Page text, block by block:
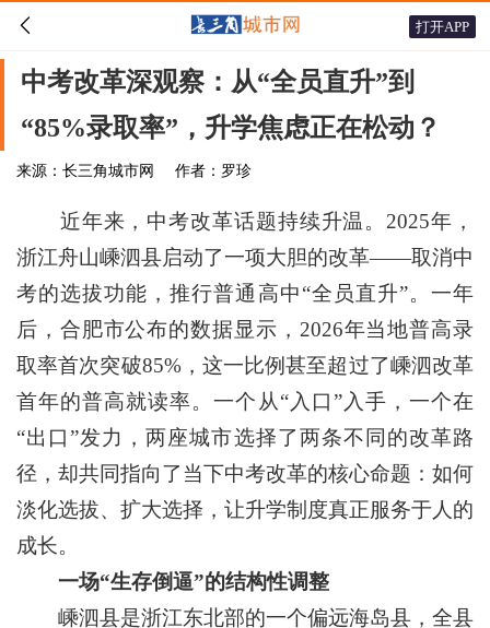
 打开APP
中考改革深观察：从“全员直升”到
“85%录取率”，升学焦虑正在松动？
来源：长三角城市网 作者：罗珍
近年来，中考改革话题持续升温。2025年，
浙江舟山嵊泗县启动了一项大胆的改革——取消中
考的选拔功能，推行普通高中“全员直升”。一年
后，合肥市公布的数据显示，2026年当地普高录
取率首次突破85%，这一比例甚至超过了嵊泗改革
首年的普高就读率。一个从“入口”入手，一个在
“出口”发力，两座城市选择了两条不同的改革路
径，却共同指向了当下中考改革的核心命题：如何
淡化选拔、扩大选择，让升学制度真正服务于人的
成长。
一场“生存倒逼”的结构性调整
嵊泗县是浙江东北部的一个偏远海岛县，全县